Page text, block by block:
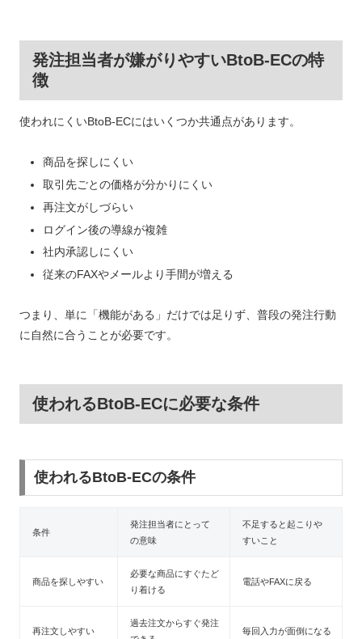
発注担当者が嫌がりやすいBtoB-ECの特
徴
使われにくいBtoB-ECにはいくつか共通点があります。
商品を探しにくい
取引先ごとの価格が分かりにくい
再注文がしづらい
ログイン後の導線が複雑
社内承認しにくい
従来のFAXやメールより手間が増える
つまり、単に「機能がある」だけでは足りず、普段の発注行動
に自然に合うことが必要です。
使われるBtoB-ECに必要な条件
使われるBtoB-ECの条件
条件
発注担当者にとって
の意味
不足すると起こりや
すいこと
商品を探しやすい
必要な商品にすぐたど
り着ける
電話やFAXに戻る
再注文しやすい
過去注文からすぐ発注
毎回入力が面倒になる